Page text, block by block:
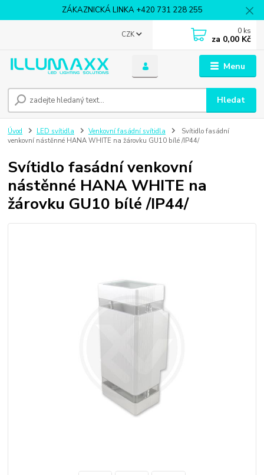
ZÁKAZNICKÁ LINKA +420 731 228 255
Menu
CZK
Hledat
0 ks
za 0,00 Kč
Úvod LED svítidla Venkovní fasádní svítidla
Svítidlo fasádní
venkovní nástěnné HANA WHITE na žárovku GU10 bílé /IP44/
Svítidlo fasádní venkovní
nástěnné HANA WHITE na
žárovku GU10 bílé /IP44/